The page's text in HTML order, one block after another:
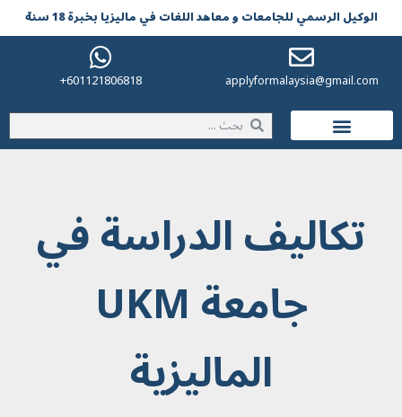
الوکیل الرسمي للجامعات و معاهد اللغات في مالیزیا بخبرة 18 سنة
applyformalaysia@gmail.com
601121806818+
تكاليف الدراسة في
جامعة UKM
الماليزية